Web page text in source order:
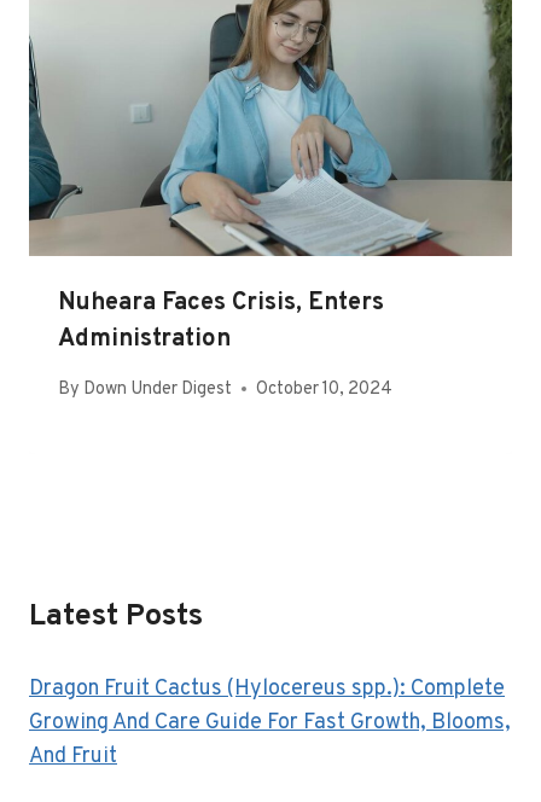
Nuheara Faces Crisis, Enters
Administration
By Down Under Digest October 10, 2024
Latest Posts
Dragon Fruit Cactus (Hylocereus spp.): Complete
Growing And Care Guide For Fast Growth, Blooms,
And Fruit